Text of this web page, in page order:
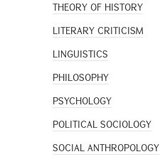
THEORY OF HISTORY
LITERARY CRITICISM
LINGUISTICS
PHILOSOPHY
PSYCHOLOGY
POLITICAL SOCIOLOGY
SOCIAL ANTHROPOLOGY